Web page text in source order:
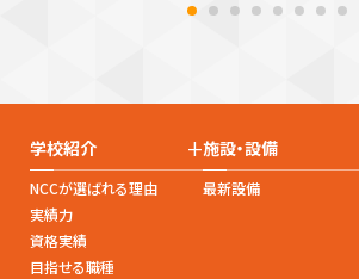
学校紹介 +
NCCが選ばれる理由
実績力
資格実績
目指せる職種
施設・設備
最新設備